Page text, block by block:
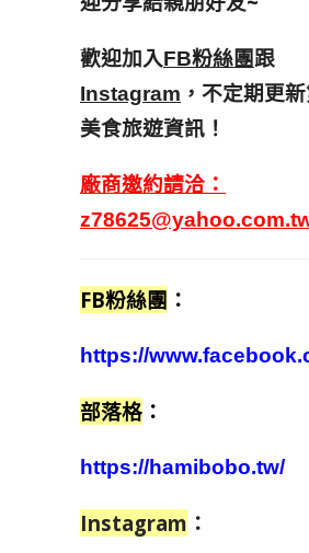
歡迎加入FB粉絲團跟
Instagram ，不定期更
美食旅遊資訊！
廠商邀約請洽：
FB粉絲團 ：
https://
部落格 ：
https://hamibobo.tw/
Instagram ：